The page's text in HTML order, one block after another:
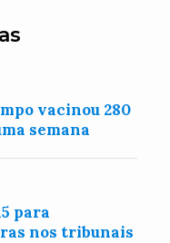
vacinou 280
semana
para
nos tribunais